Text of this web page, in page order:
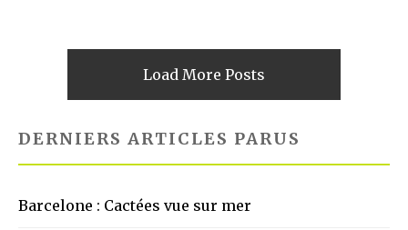
Load More Posts
DERNIERS ARTICLES PARUS
Barcelone : Cactées vue sur mer